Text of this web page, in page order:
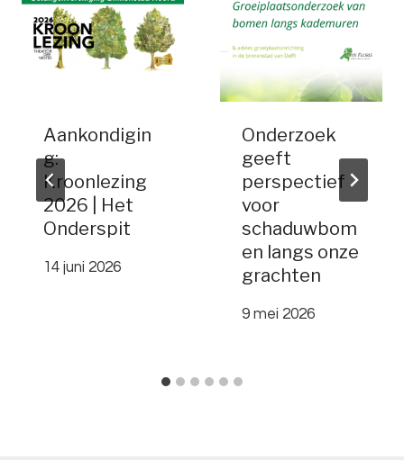
Aankondigin
g:
Kroonlezing
2026 | Het
Onderspit
14 juni 2026
Onderzoek
geeft
perspectief
voor
schaduwbom
en langs onze
grachten
9 mei 2026